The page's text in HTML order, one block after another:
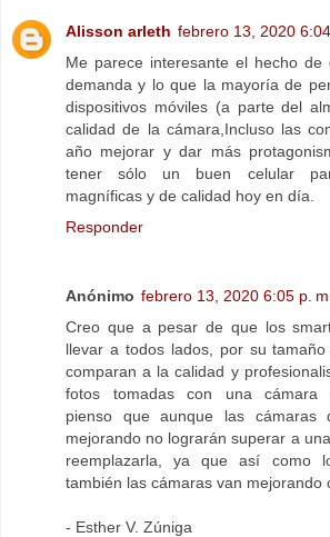
Alisson arleth febrero 13, 2020 6:04
Me parece interesante el hecho
demanda y lo que la mayoría de
dispositivos móviles (a parte del
calidad de la cámara,Incluso las
año mejorar y dar más
tener sólo un buen celular
magníficas y de calidad hoy en día.
Responder
Anónimo febrero 13, 2020 6:05 p. m.
Creo que a pesar de que los
llevar a todos lados, por su
comparan a la calidad y
fotos tomadas con una cámara
pienso que aunque las cámaras
mejorando no lograrán superar a
reemplazarla, ya que así como
también las cámaras van mejorando
- Esther V. Zúniga